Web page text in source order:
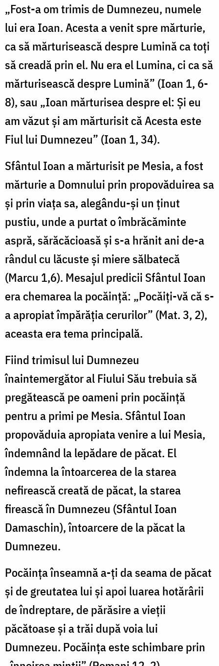
„Fost-a om trimis de Dumnezeu, numele
lui era Ioan. Acesta a venit spre mărturie,
ca să mărturisească despre Lumină ca toţi
să creadă prin el. Nu era el Lumina, ci ca să
mărturisească despre Lumină” (Ioan 1, 6-
8), sau „Ioan mărturisea despre el: Şi eu
am văzut şi am mărturisit că Acesta este
Fiul lui Dumnezeu” (Ioan 1, 34).
Sfântul Ioan a mărturisit pe Mesia, a fost
mărturie a Domnului prin propovăduirea sa
şi prin viaţa sa, alegându-şi un ţinut
pustiu, unde a purtat o îmbrăcăminte
aspră, sărăcăcioasă şi s-a hrănit ani de-a
rândul cu lăcuste şi miere sălbatecă
(Marcu 1,6). Mesajul predicii Sfântul Ioan
era chemarea la pocăinţă: „Pocăiţi-vă că s-
a apropiat împărăţia cerurilor” (Mat. 3, 2),
aceasta era tema principală.
Fiind trimisul lui Dumnezeu
înaintemergător al Fiului Său trebuia să
pregătească pe oameni prin pocăinţă
pentru a primi pe Mesia. Sfântul Ioan
propovăduia apropiata venire a lui Mesia,
îndemnând la lepădare de păcat. El
îndemna la întoarcerea de la starea
nefirească creată de păcat, la starea
firească în Dumnezeu (Sfântul Ioan
Damaschin), întoarcere de la păcat la
Dumnezeu.
Pocăinţa înseamnă a-ţi da seama de păcat
şi de greutatea lui şi apoi luarea hotărârii
de îndreptare, de părăsire a vieţii
păcătoase şi a trăi după voia lui
Dumnezeu. Pocăinţa este schimbare prin